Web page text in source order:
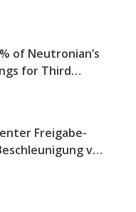
of Neutronian’s
for Third
Freigabe-
von